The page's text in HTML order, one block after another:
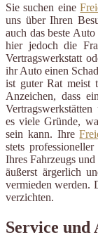
Sie suchen eine
uns über Ihren
auch das beste
hier jedoch die
Vertragswerkstatt
ihr Auto einen
ist guter Rat meist
Anzeichen, dass
es viele Gründe,
sein kann. Ihre
stets
Ihres Fahrzeugs
äußerst ärgerlich
vermieden werden.
verzichten.
Service und